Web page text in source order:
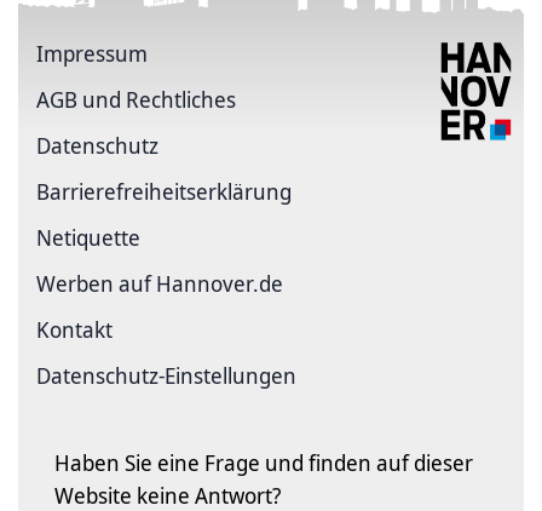
Impressum
AGB und Rechtliches
Datenschutz
Barriere­freiheits­erklärung
Netiquette
Werben auf Hannover.de
Kontakt
Datenschutz-Einstellungen
Haben Sie eine Frage und finden auf dieser
Website keine Antwort?